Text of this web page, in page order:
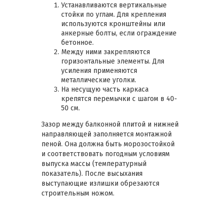
Устанавливаются вертикальные
стойки по углам. Для крепления
используются кронштейны или
анкерные болты, если ограждение
бетонное.
Между ними закрепляются
горизонтальные элементы. Для
усиления применяются
металлические уголки.
На несущую часть каркаса
крепятся перемычки с шагом в 40-
50 см.
Зазор между балконной плитой и нижней
направляющей заполняется монтажной
пеной. Она должна быть морозостойкой
и соответствовать погодным условиям
выпуска массы (температурный
показатель). После высыхания
выступающие излишки обрезаются
строительным ножом.